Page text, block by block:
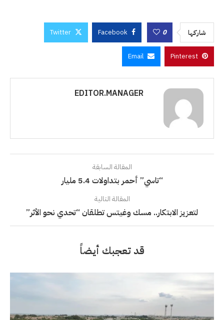
شاركها 0
Facebook
Twitter
Pinterest
Email
EDITOR.MANAGER
المقالة السابقة
“تاسي” أحمر بتداولات 5.4 مليار
المقالة التالية
لتعزيز الابتكار.. مسك وغيتس تطلقان “تحدي نحو الأثر”
قد تعجبك أيضاً